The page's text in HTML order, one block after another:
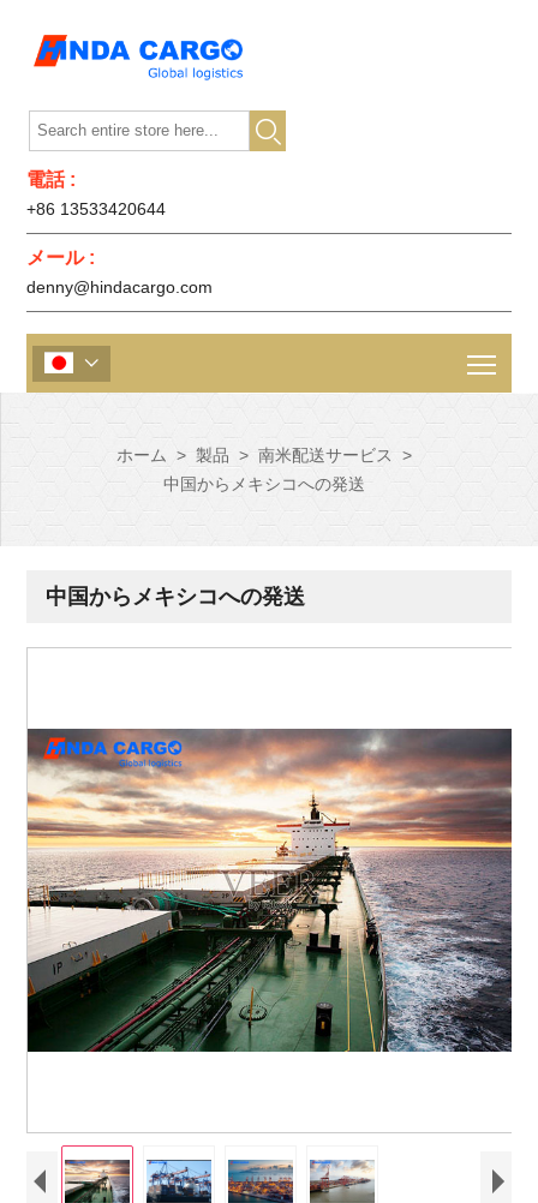

電話 :
+86 13533420644
メール :
denny@hindacargo.com

ホーム > 製品 > 南米配送サービス
>
中国からメキシコへの発送
中国からメキシコへの発送